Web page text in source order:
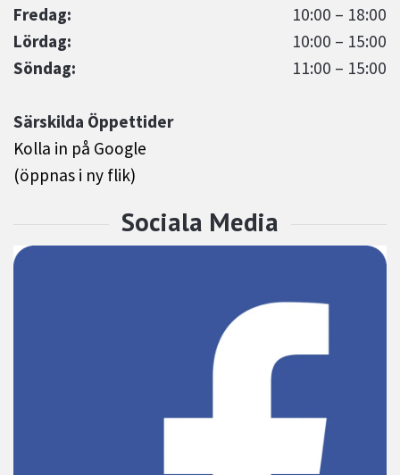
Fredag:
10:00 – 18:00
Lördag:
10:00 – 15:00
Söndag:
11:00 – 15:00
Särskilda Öppettider
Kolla in på Google
(öppnas i ny flik)